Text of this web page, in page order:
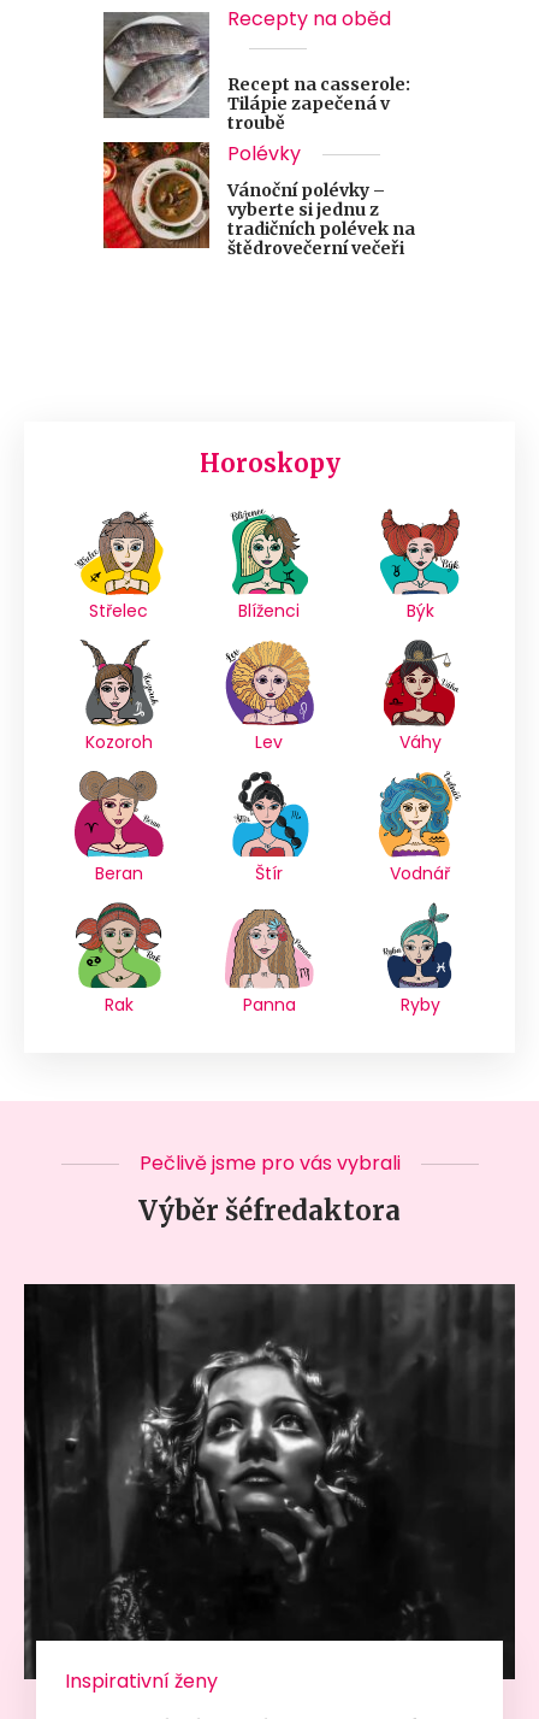
Recepty na oběd
Recept na casserole:
Tilápie zapečená v
troubě
Polévky
Vánoční polévky –
vyberte si jednu z
tradičních polévek na
štědrovečerní večeři
Horoskopy
Střelec Blíženci Býk
Kozoroh Lev Váhy
Beran Štír Vodnář
Rak Panna Ryby
Pečlivě jsme pro vás vybrali
Výběr šéfredaktora
Inspirativní ženy